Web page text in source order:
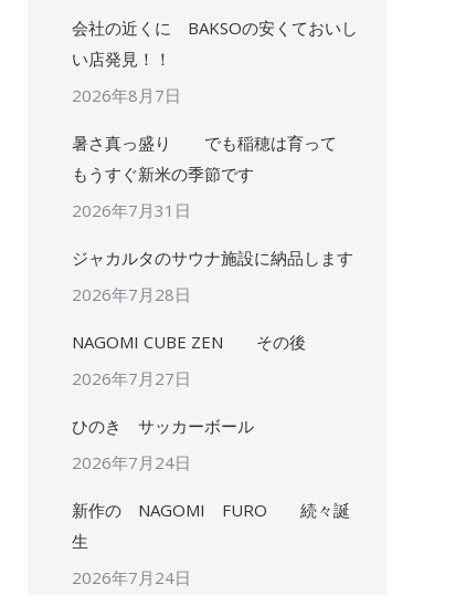
会社の近くに BAKSOの安くておいし
い店発見！！
2026年8月7日
暑さ真っ盛り でも稲穂は育って
もうすぐ新米の季節です
2026年7月31日
ジャカルタのサウナ施設に納品します
2026年7月28日
NAGOMI CUBE ZEN その後
2026年7月27日
ひのき サッカーボール
2026年7月24日
新作の NAGOMI FURO 続々誕
生
2026年7月24日